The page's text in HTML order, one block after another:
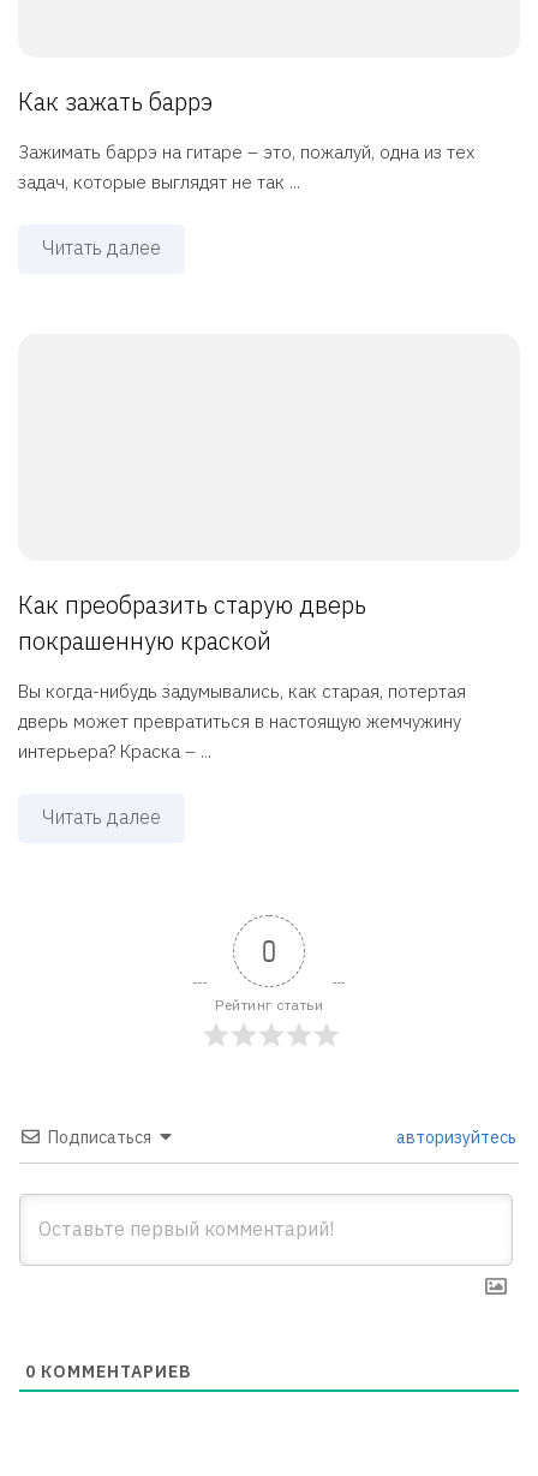
Как зажать баррэ
Зажимать баррэ на гитаре – это, пожалуй, одна из тех
задач, которые выглядят не так ...
Читать далее
Как преобразить старую дверь
покрашенную краской
Вы когда-нибудь задумывались, как старая, потертая
дверь может превратиться в настоящую жемчужину
интерьера? Краска – ...
Читать далее
0
Рейтинг статьи
Подписаться авторизуйтесь
0 КОММЕНТАРИЕВ